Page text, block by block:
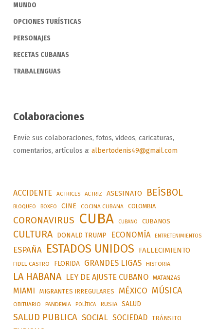
MUNDO
OPCIONES TURÍSTICAS
PERSONAJES
RECETAS CUBANAS
TRABALENGUAS
Colaboraciones
Envíe sus colaboraciones, fotos, videos, caricaturas,
comentarios, artículos a: albertodenis49@gmail.com
ACCIDENTE ACTRICES ACTRIZ ASESINATO BEÍSBOL
BLOQUEO BOXEO CINE COCINA CUBANA COLOMBIA
CORONAVIRUS CUBA CUBANO CUBANOS
CULTURA DONALD TRUMP ECONOMÍA ENTRETENIMIENTOS
ESPAÑA ESTADOS UNIDOS FALLECIMIENTO
FIDEL CASTRO FLORIDA GRANDES LIGAS HISTORIA
LA HABANA LEY DE AJUSTE CUBANO MATANZAS
MIAMI MIGRANTES IRREGULARES MÉXICO MÚSICA
OBITUARIO PANDEMIA POLÍTICA RUSIA SALUD
SALUD PUBLICA SOCIAL SOCIEDAD TRÁNSITO